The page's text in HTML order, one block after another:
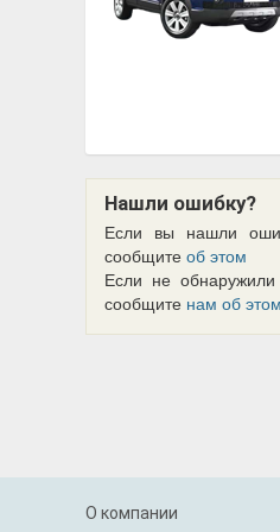
Нашли ошибку?
Если вы нашли
сообщите об этом
Если не
сообщите нам об этом
О компании